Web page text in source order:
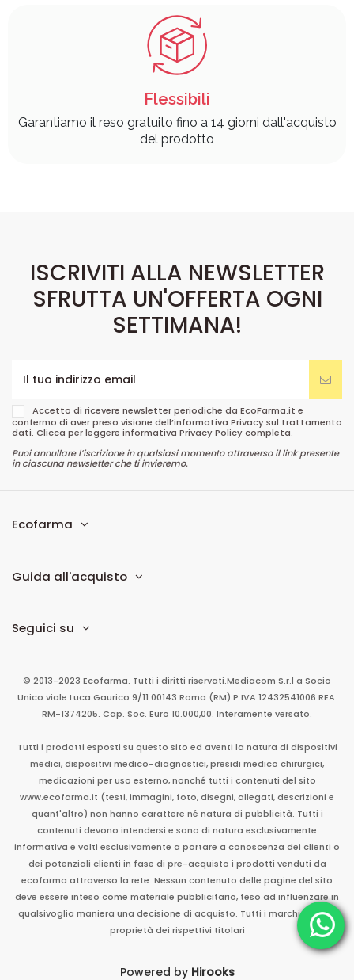
Flessibili
Garantiamo il reso gratuito fino a 14 giorni dall'acquisto
del prodotto
ISCRIVITI ALLA NEWSLETTER
SFRUTTA UN'OFFERTA OGNI
SETTIMANA!
Accetto di ricevere newsletter periodiche da EcoFarma.it e
confermo di aver preso visione dell’informativa Privacy sul trattamento
dati. Clicca per leggere informativa Privacy Policycompleta.
Puoi annullare l’iscrizione in qualsiasi momento attraverso il link presente
in ciascuna newsletter che ti invieremo.
Ecofarma
Guida all'acquisto
Seguici su
© 2013-2023 Ecofarma. Tutti i diritti riservati.Mediacom S.r.l a Socio
Unico viale Luca Gaurico 9/11 00143 Roma (RM) P.IVA 12432541006 REA:
RM-1374205. Cap. Soc. Euro 10.000,00. Interamente versato.
Tutti i prodotti esposti su questo sito ed aventi la natura di dispositivi
medici, dispositivi medico-diagnostici, presidi medico chirurgici,
medicazioni per uso esterno, nonché tutti i contenuti del sito
www.ecofarma.it (testi, immagini, foto, disegni, allegati, descrizioni e
quant'altro) non hanno carattere né natura di pubblicità. Tutti i
contenuti devono intendersi e sono di natura esclusivamente
informativa e volti esclusivamente a portare a conoscenza dei clienti o
dei potenziali clienti in fase di pre-acquisto i prodotti venduti da
ecofarma attraverso la rete. Nessun contenuto delle pagine del sito
deve essere inteso come materiale pubblicitario, teso ad influenzare in
qualsivoglia maniera una decisione di acquisto. Tutti i marchi sono di
proprietà dei rispettivi titolari
Powered by Hirooks